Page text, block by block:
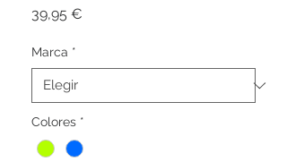
39,95 €
Marca *
Colores *